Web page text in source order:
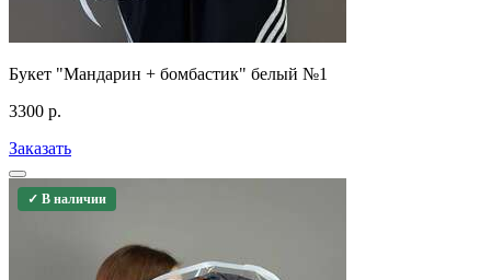
Букет "Мандарин + бомбастик" белый №1
3300 р.
Заказать
✓ В наличии